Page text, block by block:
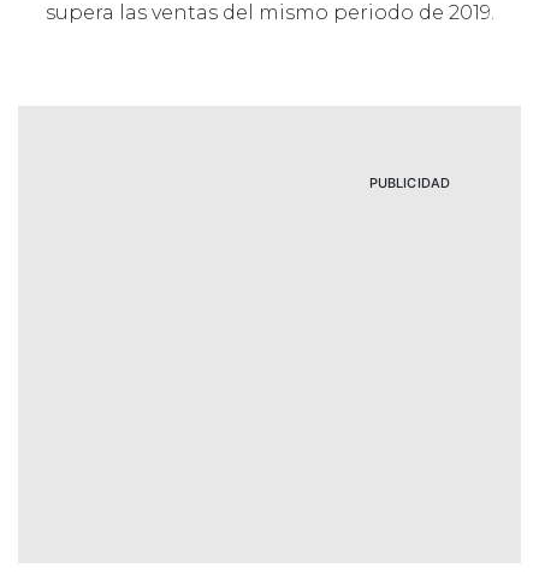
supera las ventas del mismo periodo de 2019.
PUBLICIDAD